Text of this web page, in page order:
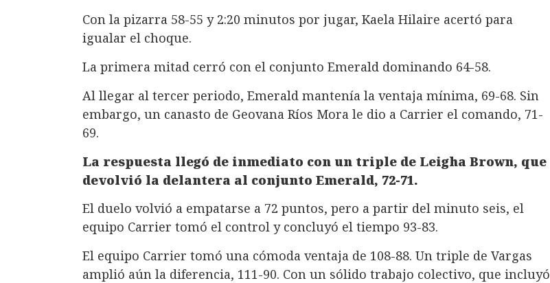
Con la pizarra 58-55 y 2:20 minutos por jugar, Kaela Hilaire acertó para
igualar el choque.
La primera mitad cerró con el conjunto Emerald dominando 64-58.
Al llegar al tercer periodo, Emerald mantenía la ventaja mínima, 69-68. Sin
embargo, un canasto de Geovana Ríos Mora le dio a Carrier el comando, 71-
69.
La respuesta llegó de inmediato con un triple de Leigha Brown, que
devolvió la delantera al conjunto Emerald, 72-71.
El duelo volvió a empatarse a 72 puntos, pero a partir del minuto seis, el
equipo Carrier tomó el control y concluyó el tiempo 93-83.
El equipo Carrier tomó una cómoda ventaja de 108-88. Un triple de Vargas
amplió aún la diferencia, 111-90. Con un sólido trabajo colectivo, que incluyó